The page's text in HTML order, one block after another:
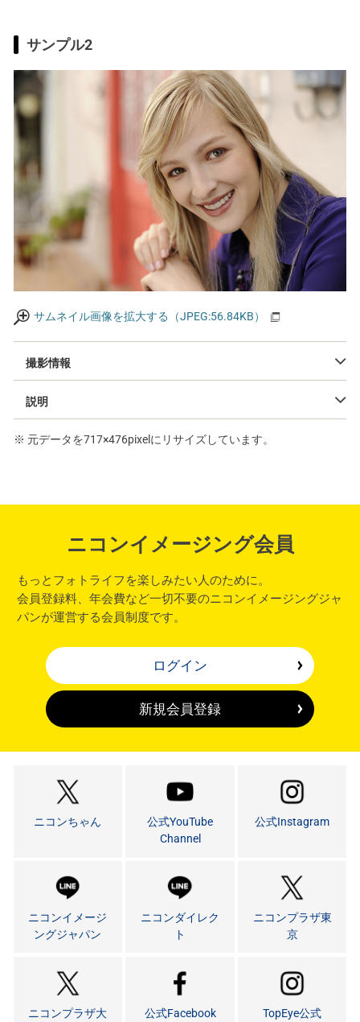
サンプル2
サムネイル画像を拡大する（JPEG:56.84KB）
撮影情報
説明
※ 元データを717×476pixelにリサイズしています。
ニコンイメージング会員
もっとフォトライフを楽しみたい人のために。
会員登録料、年会費など一切不要のニコンイメージングジャ
パンが運営する会員制度です。
ログイン
新規会員登録
ニコンちゃん
公式YouTube
Channel
公式Instagram
ニコンイメージ
ングジャパン
ニコンダイレク
ト
ニコンプラザ東
京
ニコンプラザ大
公式Facebook TopEye公式